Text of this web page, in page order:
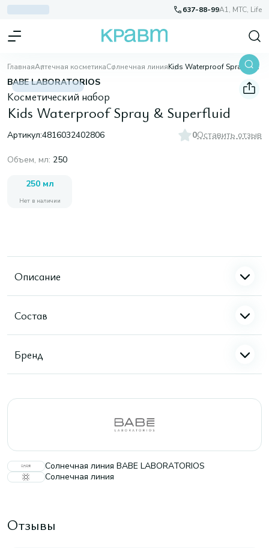
637-88-99A1, МТС, Life
ГлавнаяАптечная косметикаСолнечная линия Kids Waterproof Spray & Superfluid
BABE LABORATORIOS
Косметический набор
Kids Waterproof Spray & Superfluid
Артикул:4816032402806 0Оставить отзыв
Объем, мл: 250
250 мл
Нет в наличии
Описание
Состав
Бренд
Солнечная линия BABE LABORATORIOS
Солнечная линия
Отзывы